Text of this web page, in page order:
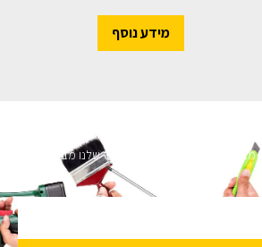
מידע נוסף
מעודכנים
מבצעים והנחות הירשמו לניוזלטר שלנו מבטיחים לא